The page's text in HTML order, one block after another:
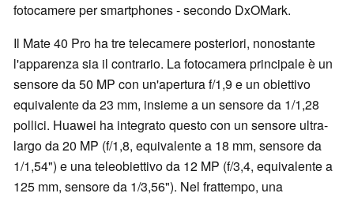
fotocamere per smartphones - secondo DxOMark.
Il Mate 40 Pro ha tre telecamere posteriori, nonostante
l'apparenza sia il contrario. La fotocamera principale è un
sensore da 50 MP con un'apertura f/1,9 e un obiettivo
equivalente da 23 mm, insieme a un sensore da 1/1,28
pollici. Huawei ha integrato questo con un sensore ultra-
largo da 20 MP (f/1,8, equivalente a 18 mm, sensore da
1/1,54") e una teleobiettivo da 12 MP (f/3,4, equivalente a
125 mm, sensore da 1/3,56"). Nel frattempo, una